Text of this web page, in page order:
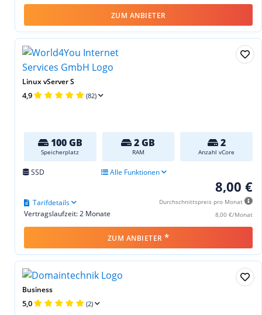
ZUM ANBIETER
Linux vServer S
4,9 (82)
100 GB
Speicherplatz
2 GB
RAM
2
Anzahl vCore
SSD Alle Funktionen
8,00 €
Durchschnittspreis pro Monat
8,00 €/Monat
Vertragslaufzeit: 2 Monate
Tarifdetails
ZUM ANBIETER *
Business
5,0 (2)